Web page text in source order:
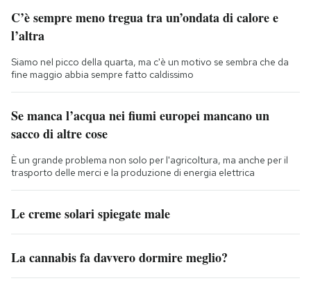
C’è sempre meno tregua tra un’ondata di calore e
l’altra
Siamo nel picco della quarta, ma c'è un motivo se sembra che da
fine maggio abbia sempre fatto caldissimo
Se manca l’acqua nei fiumi europei mancano un
sacco di altre cose
È un grande problema non solo per l'agricoltura, ma anche per il
trasporto delle merci e la produzione di energia elettrica
Le creme solari spiegate male
La cannabis fa davvero dormire meglio?